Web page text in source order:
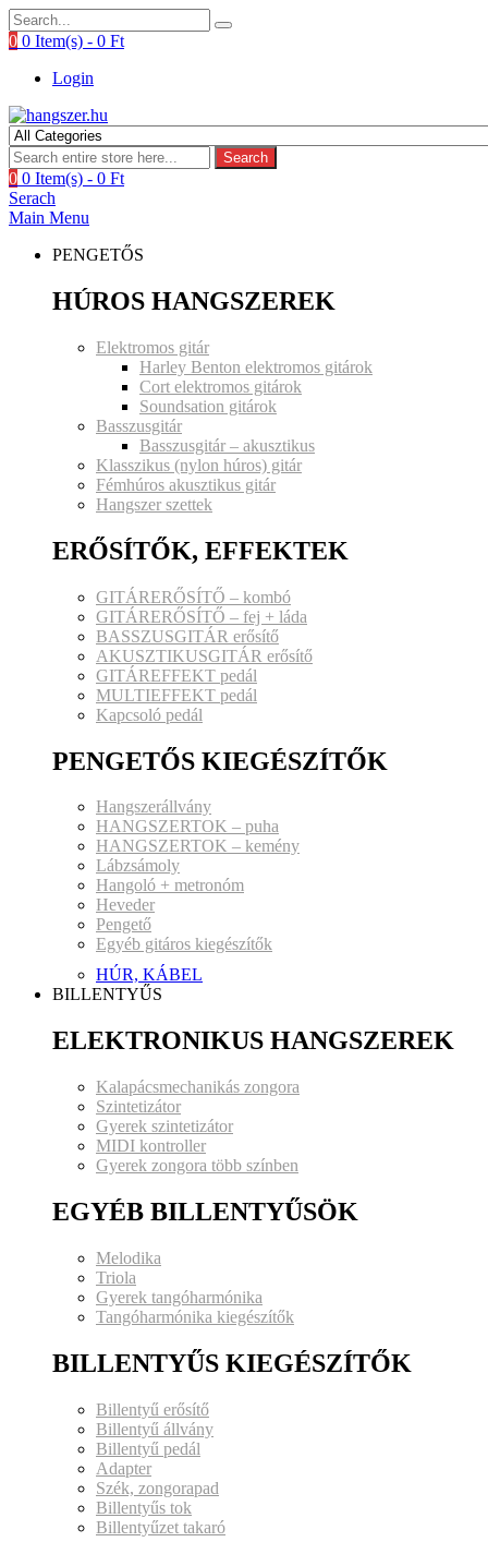
0 0 Item(s) - 0 Ft
Login
Search
0 0 Item(s) - 0 Ft
Serach
Main Menu
PENGETŐS
HÚROS HANGSZEREK
Elektromos gitár
Harley Benton elektromos gitárok
Cort elektromos gitárok
Soundsation gitárok
Basszusgitár
Basszusgitár – akusztikus
Klasszikus (nylon húros) gitár
Fémhúros akusztikus gitár
Hangszer szettek
ERŐSÍTŐK, EFFEKTEK
GITÁRERŐSÍTŐ – kombó
GITÁRERŐSÍTŐ – fej + láda
BASSZUSGITÁR erősítő
AKUSZTIKUSGITÁR erősítő
GITÁREFFEKT pedál
MULTIEFFEKT pedál
Kapcsoló pedál
PENGETŐS KIEGÉSZÍTŐK
Hangszerállvány
HANGSZERTOK – puha
HANGSZERTOK – kemény
Lábzsámoly
Hangoló + metronóm
Heveder
Pengető
Egyéb gitáros kiegészítők
HÚR, KÁBEL
BILLENTYŰS
ELEKTRONIKUS HANGSZEREK
Kalapácsmechanikás zongora
Szintetizátor
Gyerek szintetizátor
MIDI kontroller
Gyerek zongora több színben
EGYÉB BILLENTYŰSÖK
Melodika
Triola
Gyerek tangóharmónika
Tangóharmónika kiegészítők
BILLENTYŰS KIEGÉSZÍTŐK
Billentyű erősítő
Billentyű állvány
Billentyű pedál
Adapter
Szék, zongorapad
Billentyűs tok
Billentyűzet takaró